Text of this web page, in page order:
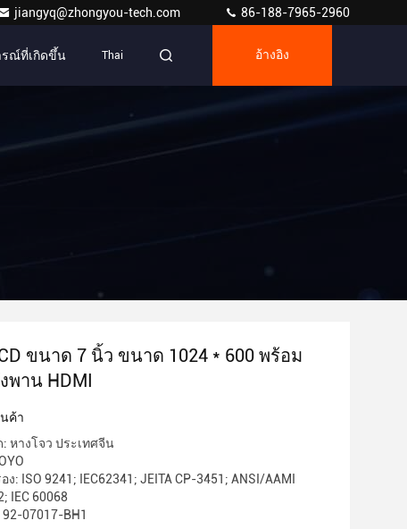
jiangyq@zhongyou-tech.com 86-188-7965-2960
รณ์ที่เกิดขึ้น Thai อ้างอิง
ขนาด 7 นิ้ว ขนาด 1024 * 600 พร้อม
พาน HDMI
ค้า
หางโจว ประเทศจีน
: ISO 9241; IEC62341; JEITA CP-3451; ANSI/AAMI
IEC 60068
07017-BH1